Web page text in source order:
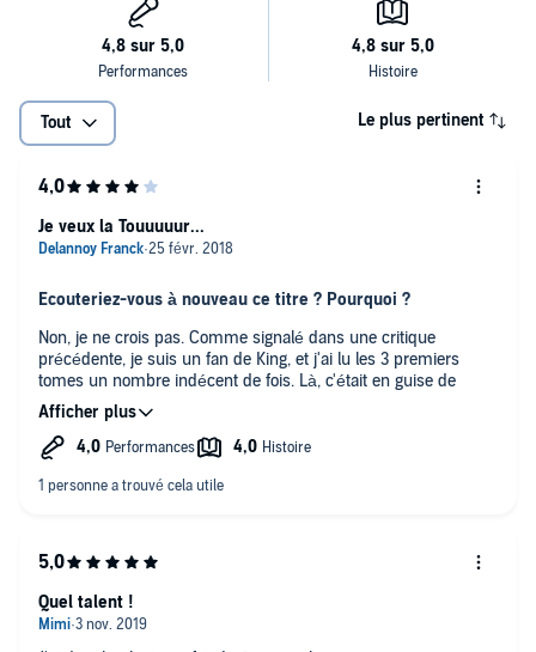
Tout Le plus pertinent
Ecouteriez-vous à nouveau ce titre ? Pourquoi ?
Non, je ne crois pas. Comme signalé dans une critique
précédente, je suis un fan de King, et j'ai lu les 3 premiers
tomes un nombre indécent de fois. Là, c'était en guise de
friandise auditive, pas vraiment une découverte. Et puis
l'accent de Detta Wa'ker, c'est un peu fatigant à la longue. Pas
la faute de Jacques Frantz, c'est King mais à force, ça vous
Quel était le moment le plus mémorable de Les trois
cartes (La Tour Sombre 2) ?
Frantz auparavant ? Quelle comparaison pouvez-vous faire
?
Je veux la Touuuuur...
Quel talent !